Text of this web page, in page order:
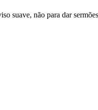
suave, não para dar